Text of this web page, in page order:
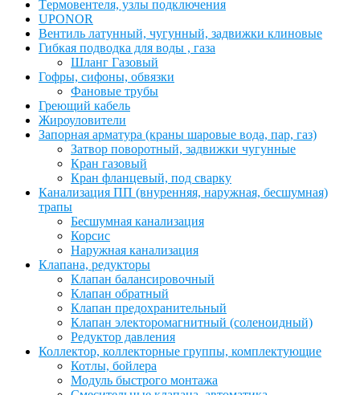
Tермовентеля, узлы подключения
UPONOR
Вентиль латунный, чугунный, задвижки клиновые
Гибкая подводка для воды , газа
Шланг Газовый
Гофры, сифоны, обвязки
Фановые трубы
Греющий кабель
Жироуловители
Запорная арматура (краны шаровые вода, пар, газ)
Затвор поворотный, задвижки чугунные
Кран газовый
Кран фланцевый, под сварку
Канализация ПП (внуренняя, наружная, бесшумная)
трапы
Бесшумная канализация
Корсис
Наружная канализация
Клапана, редукторы
Клапан балансировочный
Клапан обратный
Клапан предохранительный
Клапан электоромагнитный (соленоидный)
Редуктор давления
Коллектор, коллекторные группы, комплектующие
Котлы, бойлера
Модуль быстрого монтажа